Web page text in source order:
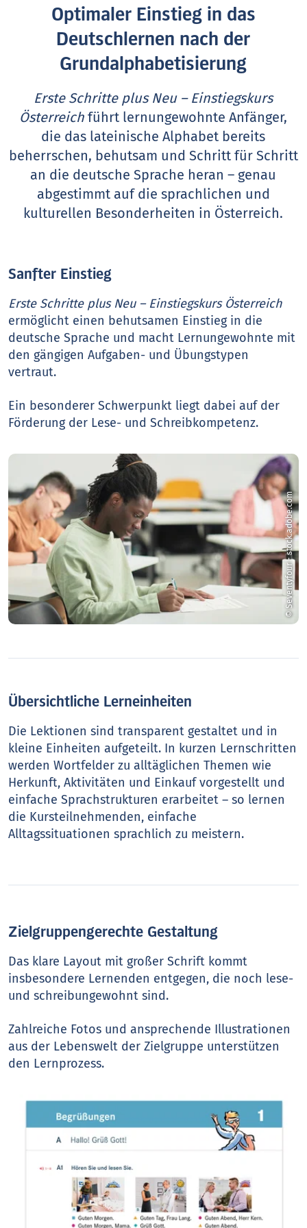
Optimaler Einstieg in das
Deutschlernen nach der
Grundalphabetisierung
Erste Schritte plus Neu – Einstiegskurs
Österreich führt lernungewohnte Anfänger,
die das lateinische Alphabet bereits
beherrschen, behutsam und Schritt für Schritt
an die deutsche Sprache heran – genau
abgestimmt auf die sprachlichen und
kulturellen Besonderheiten in Österreich.
Sanfter Einstieg
Erste Schritte plus Neu – Einstiegskurs Österreich
ermöglicht einen behutsamen Einstieg in die
deutsche Sprache und macht Lernungewohnte mit
den gängigen Aufgaben- und Übungstypen
vertraut.
Ein besonderer Schwerpunkt liegt dabei auf der
Förderung der Lese- und Schreibkompetenz.
© Seventyfour - stock.adobe.com
Übersichtliche Lerneinheiten
Die Lektionen sind transparent gestaltet und in
kleine Einheiten aufgeteilt. In kurzen Lernschritten
werden Wortfelder zu alltäglichen Themen wie
Herkunft, Aktivitäten und Einkauf vorgestellt und
einfache Sprachstrukturen erarbeitet – so lernen
die Kursteilnehmenden, einfache
Alltagssituationen sprachlich zu meistern.
Zielgruppengerechte Gestaltung
Das klare Layout mit großer Schrift kommt
insbesondere Lernenden entgegen, die noch lese-
und schreibungewohnt sind.
Zahlreiche Fotos und ansprechende Illustrationen
aus der Lebenswelt der Zielgruppe unterstützen
den Lernprozess.